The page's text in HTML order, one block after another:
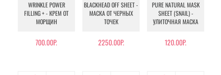
WRINKLE POWER
FILLING + - КРЕМ ОТ
МОРЩИН
700.00Р.
BLACKHEAD OFF SHEET -
МАСКА ОТ ЧЕРНЫХ
ТОЧЕК
2250.00Р.
PURE NATURAL MASK
SHEET (SNAIL) -
УЛИТОЧНАЯ МАСКА
120.00Р.